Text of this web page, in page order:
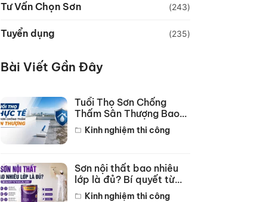
Tư Vấn Chọn Sơn (243)
Tuyển dụng (235)
Bài Viết Gần Đây
Tuổi Thọ Sơn Chống
Thấm Sân Thượng Bao
Lâu? Bí Quyết Bền 10
NămKinh nghiệm thi công
Sơn nội thất bao nhiêu
lớp là đủ? Bí quyết từ
thợ lâu năm
Kinh nghiệm thi công